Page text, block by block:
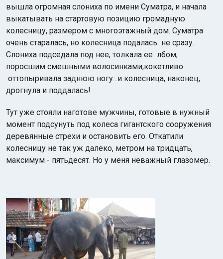
вышла огромная слониха по имени Суматра, и начала
выкатывать на стартовую позицию громадную
колесницу, размером с многоэтажный дом. Суматра
очень старалась, но колесница подалась не сразу.
Слониха подседала под нее, толкала ее лбом,
поросшим смешными волосинками,кокетливо
оттопыривала заднюю ногу...и колесница, наконец,
дрогнула и поддалась!
Тут уже стояли наготове мужчины, готовые в нужный
момент подсунуть под колеса гигантского сооружения
деревянные стрехи и остановить его. Откатили
колесницу не так уж далеко, метром на тридцать,
максимум - пятьдесят. Но у меня неважный глазомер.